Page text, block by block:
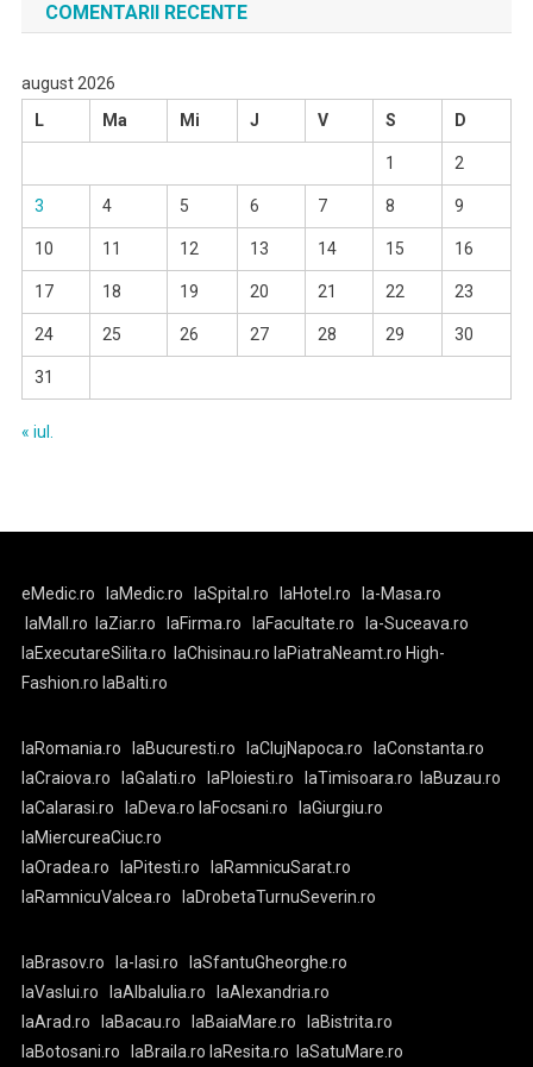
COMENTARII RECENTE
august 2026
L
Ma Mi J V S D
1 2
3 4 5 6 7 8 9
10 11 12 13 14 15 16
17 18 19 20 21 22 23
24 25 26 27 28 29 30
31
« iul.
eMedic.ro laMedic.ro laSpital.ro laHotel.ro
la-Masa.ro
laMall.ro
laZiar.ro laFirma.ro laFacultate.ro
la-Suceava.ro
laExecutareSilita.ro
laChisinau.ro laPiatraNeamt.ro High-
Fashion.ro laBalti.ro
laRomania.ro laBucuresti.ro laClujNapoca.ro
laConstanta.ro
laCraiova.ro
laGalati.ro laPloiesti.ro laTimisoara.ro
laBuzau.ro
laCalarasi.ro
laDeva.ro laFocsani.ro
laGiurgiu.ro
laMiercureaCiuc.ro
laOradea.ro
laPitesti.ro
laRamnicuSarat.ro
laRamnicuValcea.ro
laDrobetaTurnuSeverin.ro
laBrasov.ro la-Iasi.ro
laSfantuGheorghe.ro
laVaslui.ro
laAlbaIulia.ro
laAlexandria.ro
laArad.ro
laBacau.ro laBaiaMare.ro
laBistrita.ro
laBotosani.ro
laBraila.ro laResita.ro laSatuMare.ro